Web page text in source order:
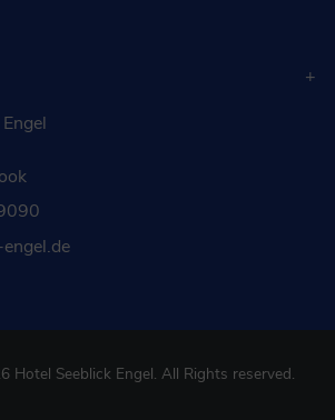
Hotel Seeblick Engel. All Rights reserved.